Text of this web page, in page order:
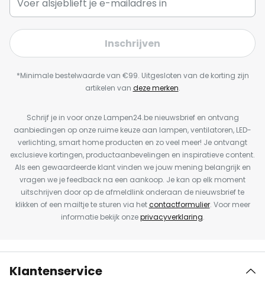
Inschrijven
*Minimale bestelwaarde van €99. Uitgesloten van de korting zijn
artikelen van deze merken.
Schrijf je in voor onze Lampen24.be nieuwsbrief en ontvang
aanbiedingen op onze ruime keuze aan lampen, ventilatoren, LED-
verlichting, smart home producten en zo veel meer! Je ontvangt
exclusieve kortingen, productaanbevelingen en inspiratieve content.
Als een gewaardeerde klant vinden we jouw mening belangrijk en
vragen we je feedback na een aankoop. Je kan op elk moment
uitschrijven door op de afmeldlink onderaan de nieuwsbrief te
klikken of een mailtje te sturen via hetcontactformulier. Voor meer
informatie bekijk onzeprivacyverklaring.
Klantenservice